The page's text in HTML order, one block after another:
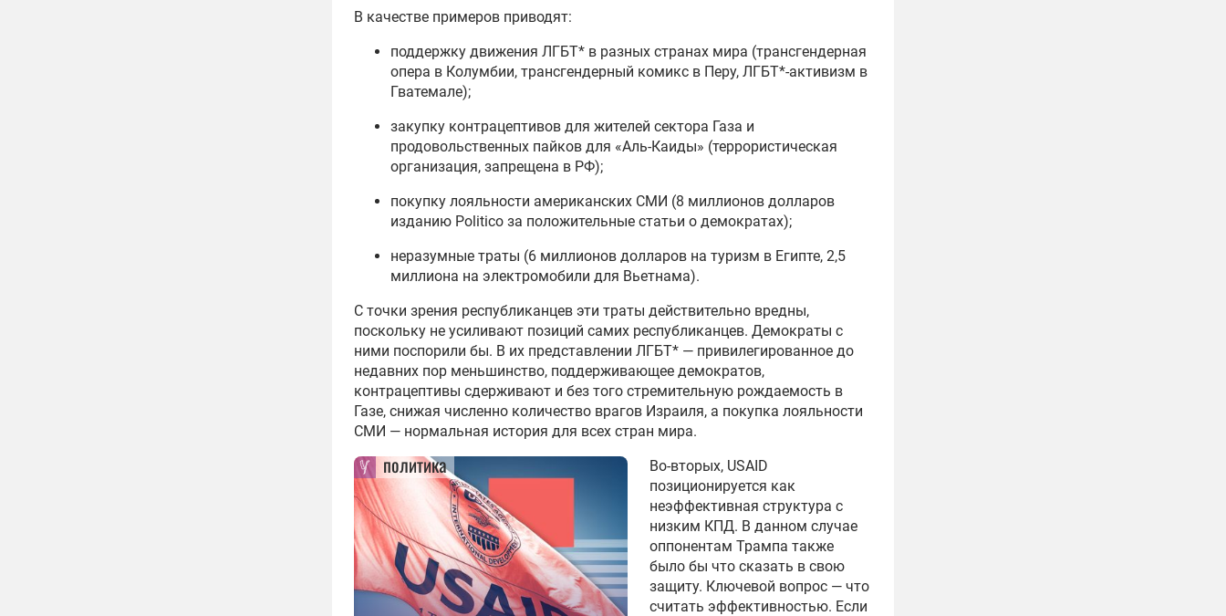
В качестве примеров приводят:
поддержку движения ЛГБТ* в разных странах мира (трансгендерная
опера в Колумбии, трансгендерный комикс в Перу, ЛГБТ*-активизм в
Гватемале);
закупку контрацептивов для жителей сектора Газа и
продовольственных пайков для «Аль-Каиды» (террористическая
организация, запрещена в РФ);
покупку лояльности американских СМИ (8 миллионов долларов
изданию Politico за положительные статьи о демократах);
неразумные траты (6 миллионов долларов на туризм в Египте, 2,5
миллиона на электромобили для Вьетнама).
С точки зрения республиканцев эти траты действительно вредны,
поскольку не усиливают позиций самих республиканцев. Демократы с
ними поспорили бы. В их представлении ЛГБТ* — привилегированное до
недавних пор меньшинство, поддерживающее демократов,
контрацептивы сдерживают и без того стремительную рождаемость в
Газе, снижая численно количество врагов Израиля, а покупка лояльности
СМИ — нормальная история для всех стран мира.
политика
Во-вторых, USAID
позиционируется как
неэффективная структура с
низким КПД. В данном случае
оппонентам Трампа также
было бы что сказать в свою
защиту. Ключевой вопрос — что
считать эффективностью. Если